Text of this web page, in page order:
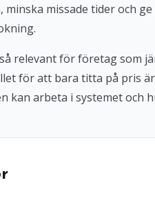
minska missade tider och
relevant för företag som
för att bara titta på pris
kan arbeta i systemet och